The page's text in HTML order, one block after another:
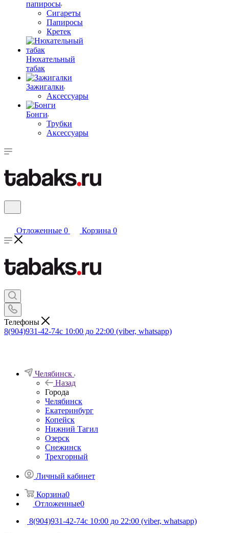
папиросы
Сигареты
Папиросы
Кретек
Нюхательный
табак
Зажигалки
Аксессуары
Бонги
Трубки
Аксессуары
Отложенные 0 Корзина 0
Телефоны
8(904)931-42-74с 10:00 до 22:00 (viber, whatsapp)
Челябинск
Назад
Города
Челябинск
Екатеринбург
Копейск
Нижний Тагил
Озерск
Снежинск
Трехгорный
Личный кабинет
Корзина0
Отложенные0
8(904)931-42-74с 10:00 до 22:00 (viber, whatsapp)